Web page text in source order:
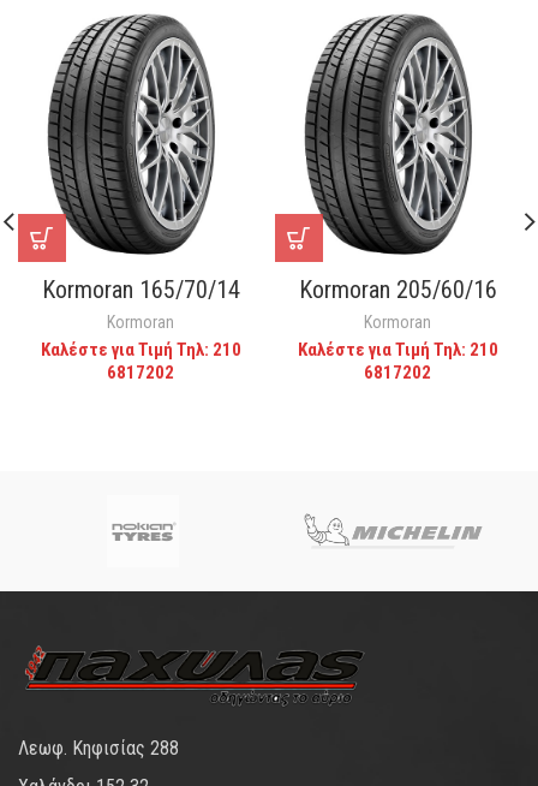
Kormoran 165/70/14
Kormoran
Καλέστε για Τιμή Τηλ: 210
6817202
Kormoran 205/60/16
Kormoran
Καλέστε για Τιμή Τηλ: 210
6817202
Λεωφ. Κηφισίας 288